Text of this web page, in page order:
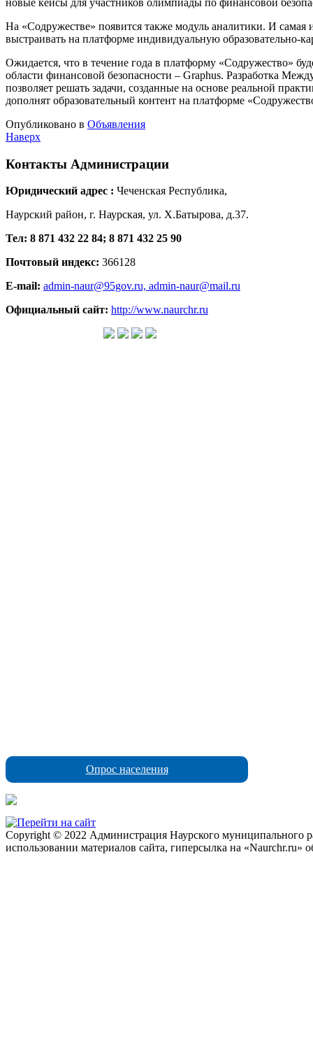
На «Содружестве» появится также модуль аналитики. И самая
выстраивать на платформе индивидуальную образовательно-
Ожидается, что в течение года в платформу «Содружество»
области финансовой безопасности – Graphus. Разработка
позволяет решать задачи, созданные на основе реальной
дополнят образовательный контент на платформе
Опубликовано в Объявления
Наверх
Контакты Администрации
Юридический адрес : Чеченская Республика,
Наурский район, г. Наурская, ул. Х.Батырова, д.37.
Тел: 8 871 432 22 84; 8 871 432 25 90
Почтовый индекс: 366128
E-mail: admin-naur@95gov.ru, admin-naur@mail.ru
Официальный сайт: http://www.naurchr.ru
Опрос населения
Copyright © 2022 Администрация Наурского муниципального
использовании материалов сайта, гиперсылка на «Naurchr.ru»